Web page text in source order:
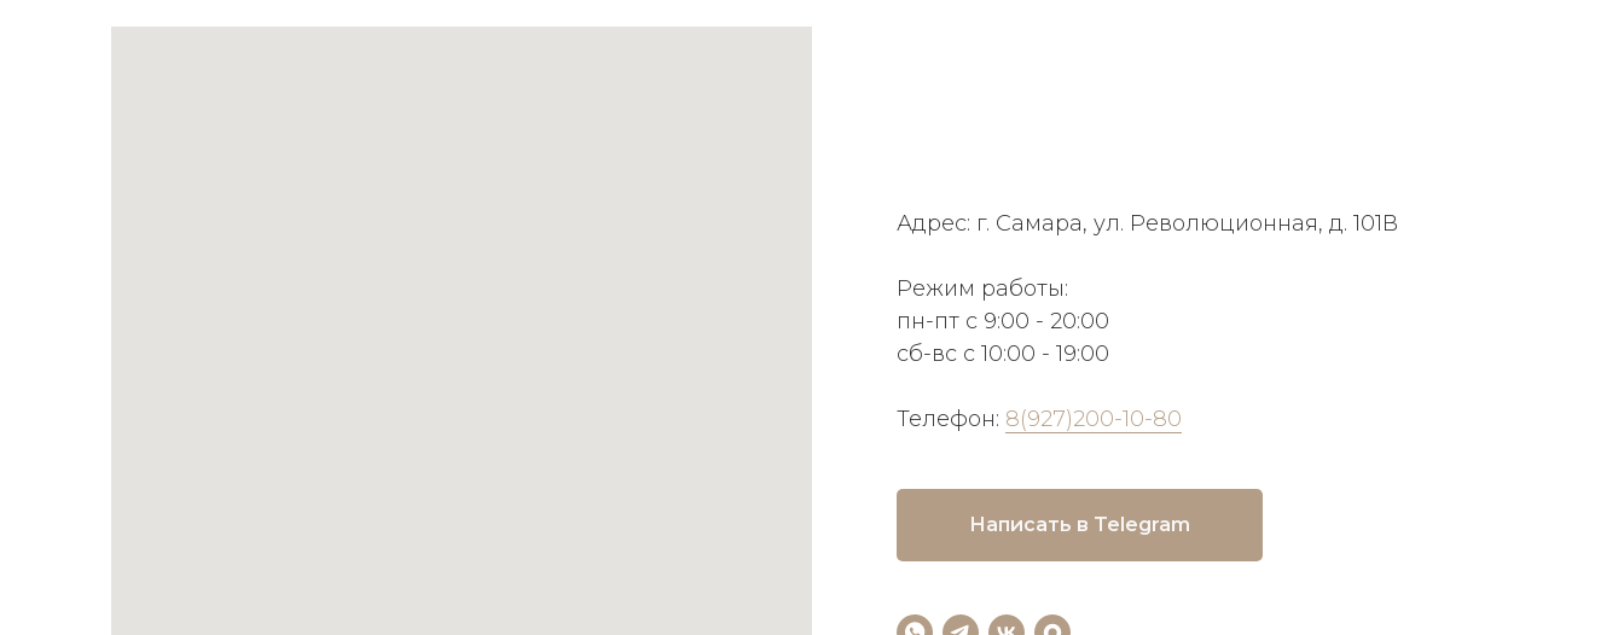
Адрес: г. Самара, ул. Революционная, д. 101В
Режим работы:
пн-пт с 9:00 - 20:00
сб-вс с 10:00 - 19:00
Телефон: 8(927)200-10-80
Написать в Telegram